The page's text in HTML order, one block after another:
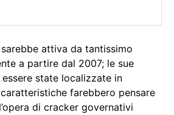
attiva da tantissimo
a partire dal 2007; le sue
state localizzate in
farebbero pensare
di cracker governativi